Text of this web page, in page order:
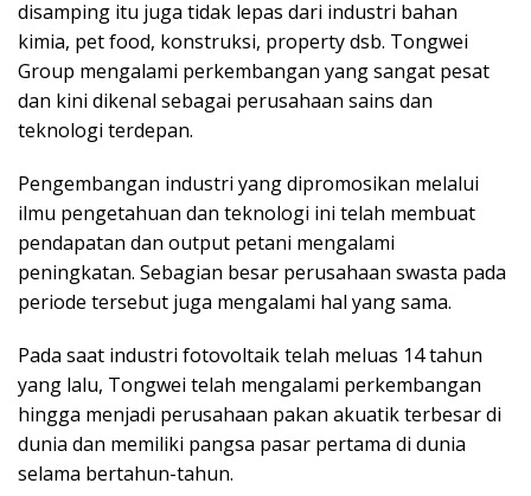
disamping itu juga tidak lepas dari industri bahan
kimia, pet food, konstruksi, property dsb. Tongwei
Group mengalami perkembangan yang sangat pesat
dan kini dikenal sebagai perusahaan sains dan
teknologi terdepan.
Pengembangan industri yang dipromosikan melalui
ilmu pengetahuan dan teknologi ini telah membuat
pendapatan dan output petani mengalami
peningkatan. Sebagian besar perusahaan swasta pada
periode tersebut juga mengalami hal yang sama.
Pada saat industri fotovoltaik telah meluas 14 tahun
yang lalu, Tongwei telah mengalami perkembangan
hingga menjadi perusahaan pakan akuatik terbesar di
dunia dan memiliki pangsa pasar pertama di dunia
selama bertahun-tahun.